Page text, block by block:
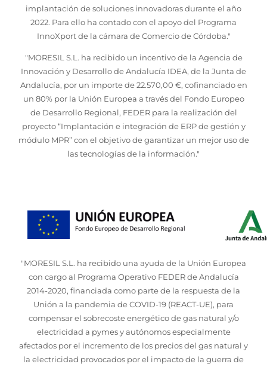
implantación de soluciones innovadoras durante el año
2022. Para ello ha contado con el apoyo del Programa
InnoXport de la cámara de Comercio de Córdoba."
"MORESIL S.L. ha recibido un incentivo de la Agencia de
Innovación y Desarrollo de Andalucía IDEA, de la Junta de
Andalucía, por un importe de 22.570,00 €, cofinanciado en
un 80% por la Unión Europea a través del Fondo Europeo
de Desarrollo Regional, FEDER para la realización del
proyecto “Implantación e integración de ERP de gestión y
módulo MPR” con el objetivo de garantizar un mejor uso de
las tecnologías de la información."
"MORESIL S.L. ha recibido una ayuda de la Unión Europea
con cargo al Programa Operativo FEDER de Andalucía
2014-2020, financiada como parte de la respuesta de la
Unión a la pandemia de COVID-19 (REACT-UE), para
compensar el sobrecoste energético de gas natural y/o
electricidad a pymes y autónomos especialmente
afectados por el incremento de los precios del gas natural y
la electricidad provocados por el impacto de la guerra de